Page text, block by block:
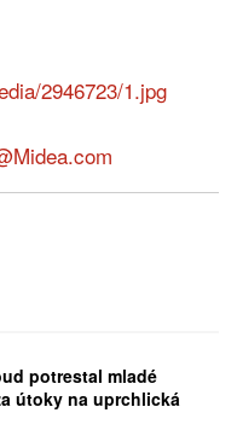
2946723/1.jpg
potrestal mladé
útoky na uprchlická